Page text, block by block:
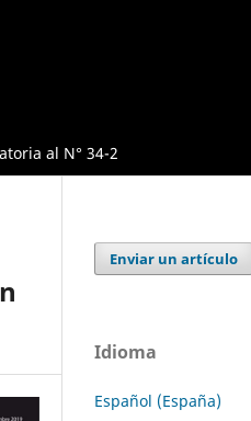
al N° 34-2
Enviar un artículo
Idioma
Español (España)